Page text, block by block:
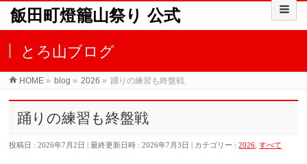
飯田町燈籠山祭り 公式
とろ山ブログ
HOME » blog » 2026 » 踊りの練習も終盤戦
踊りの練習も終盤戦
投稿日 : 2026年7月2日 最終更新日時 : 2026年7月3日 カテゴリー :2026 ,すべて